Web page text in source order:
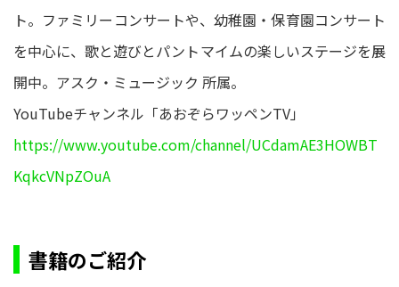
ト。ファミリーコンサートや、幼稚園・保育園コンサート
を中心に、歌と遊びとパントマイムの楽しいステージを展
開中。アスク・ミュージック 所属。
YouTubeチャンネル「あおぞらワッペンTV」
https://www.youtube.com/channel/UCdamAE3HOWBT
KqkcVNpZOuA
書籍のご紹介